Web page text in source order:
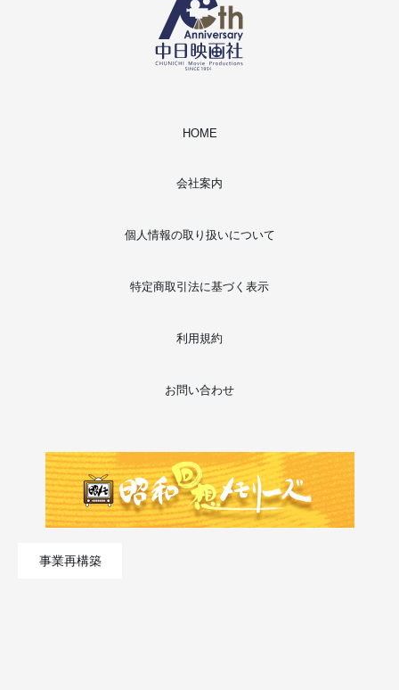
HOME
会社案内
個人情報の取り扱いについて
特定商取引法に基づく表示
利用規約
お問い合わせ
事業再構築